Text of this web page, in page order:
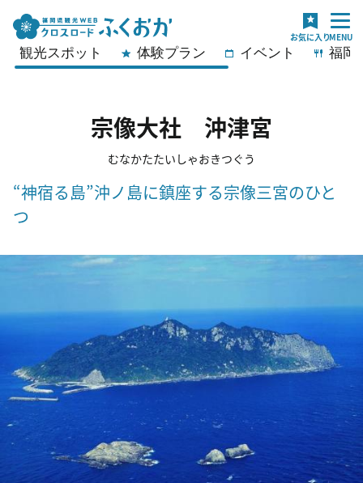
観光スポット 体験プラン イベント 福岡
宗像大社 沖津宮
むなかたたいしゃおきつぐう
“神宿る島”沖ノ島に鎮座する宗像三宮のひと
つ